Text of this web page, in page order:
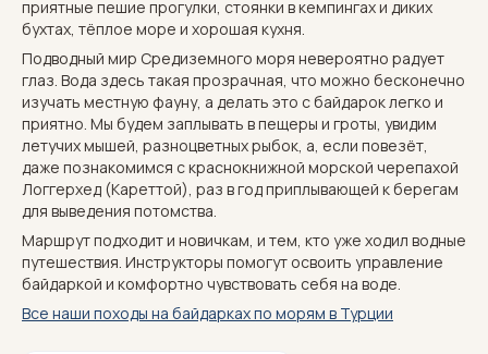
приятные пешие прогулки, стоянки в кемпингах и диких
бухтах, тёплое море и хорошая кухня.
Подводный мир Средиземного моря невероятно радует
глаз. Вода здесь такая прозрачная, что можно бесконечно
изучать местную фауну, а делать это с байдарок легко и
приятно. Мы будем заплывать в пещеры и гроты, увидим
летучих мышей, разноцветных рыбок, а, если повезёт,
даже познакомимся с краснокнижной морской черепахой
Логгерхед (Кареттой), раз в год приплывающей к берегам
для выведения потомства.
Маршрут подходит и новичкам, и тем, кто уже ходил водные
путешествия. Инструкторы помогут освоить управление
байдаркой и комфортно чувствовать себя на воде.
Все наши походы на байдарках по морям в Турции